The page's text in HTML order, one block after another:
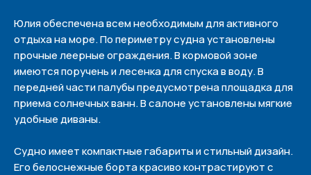
Юлия обеспечена всем необходимым для активного
отдыха на море. По периметру судна установлены
прочные леерные ограждения. В кормовой зоне
имеются поручень и лесенка для спуска в воду. В
передней части палубы предусмотрена площадка для
приема солнечных ванн. В салоне установлены мягкие
удобные диваны.
Судно имеет компактные габариты и стильный дизайн.
Его белоснежные борта красиво контрастируют с